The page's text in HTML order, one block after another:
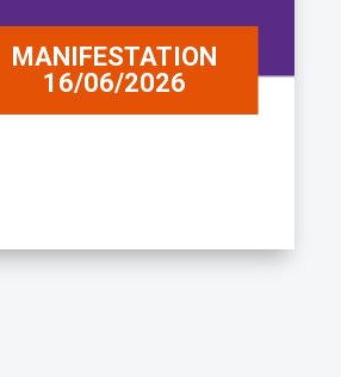
MANIFESTATION
16/06/2026